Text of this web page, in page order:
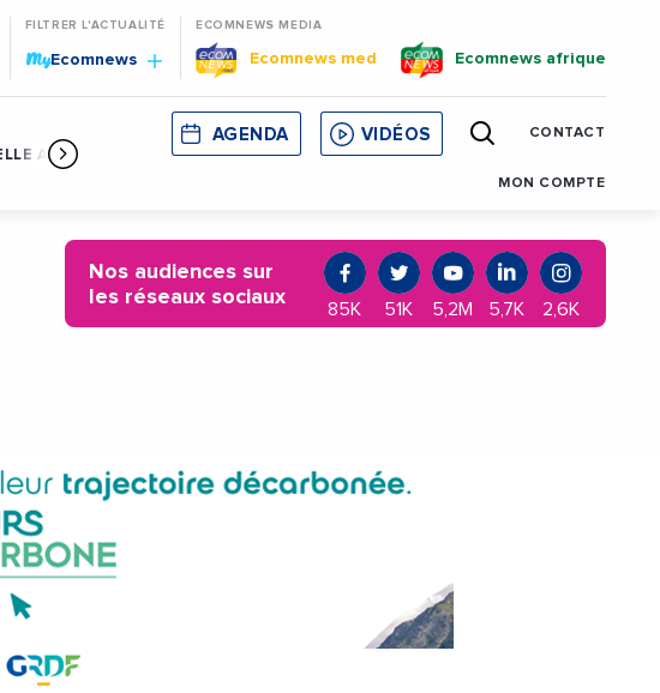
FILTRER L'ACTUALITÉ
MyEcomnews
ECOMNEWS MEDIA
Ecomnews med Ecomnews afrique
AQUITAINE CORSE MONACO CATALOGNE
AGENDA VIDÉOS CONTACT
MON COMPTE
Nos audiences sur
les réseaux sociaux
85K 51K 5,2M 5,7K 2,6K